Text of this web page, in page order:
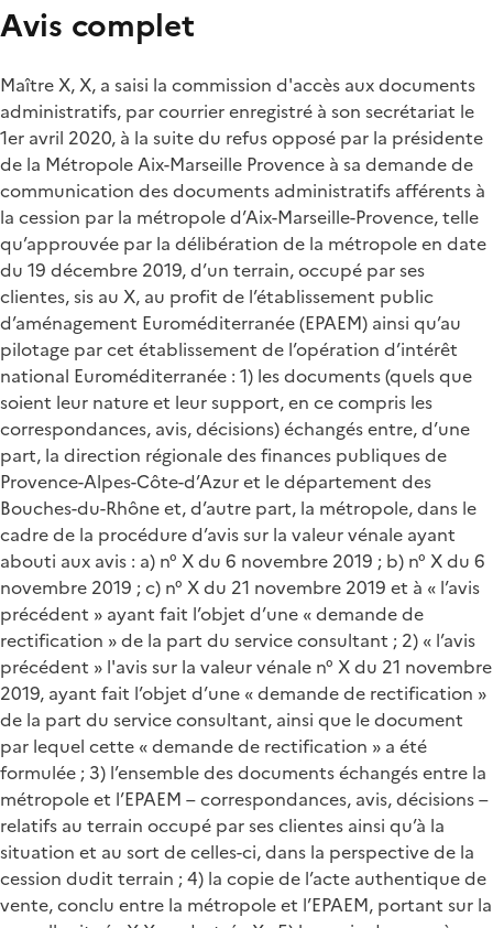
Avis complet
Maître X, X, a saisi la commission d'accès aux documents
administratifs, par courrier enregistré à son secrétariat le
1er avril 2020, à la suite du refus opposé par la présidente
de la Métropole Aix-Marseille Provence à sa demande de
communication des documents administratifs afférents à
la cession par la métropole d’Aix-Marseille-Provence, telle
qu’approuvée par la délibération de la métropole en date
du 19 décembre 2019, d’un terrain, occupé par ses
clientes, sis au X, au profit de l’établissement public
d’aménagement Euroméditerranée (EPAEM) ainsi qu’au
pilotage par cet établissement de l’opération d’intérêt
national Euroméditerranée : 1) les documents (quels que
soient leur nature et leur support, en ce compris les
correspondances, avis, décisions) échangés entre, d’une
part, la direction régionale des finances publiques de
Provence-Alpes-Côte-d’Azur et le département des
Bouches-du-Rhône et, d’autre part, la métropole, dans le
cadre de la procédure d’avis sur la valeur vénale ayant
abouti aux avis : a) n° X du 6 novembre 2019 ; b) n° X du 6
novembre 2019 ; c) n° X du 21 novembre 2019 et à « l’avis
précédent » ayant fait l’objet d’une « demande de
rectification » de la part du service consultant ; 2) « l’avis
précédent » l'avis sur la valeur vénale n° X du 21 novembre
2019, ayant fait l’objet d’une « demande de rectification »
de la part du service consultant, ainsi que le document
par lequel cette « demande de rectification » a été
formulée ; 3) l’ensemble des documents échangés entre la
métropole et l’EPAEM – correspondances, avis, décisions –
relatifs au terrain occupé par ses clientes ainsi qu’à la
situation et au sort de celles-ci, dans la perspective de la
cession dudit terrain ; 4) la copie de l’acte authentique de
vente, conclu entre la métropole et l’EPAEM, portant sur la